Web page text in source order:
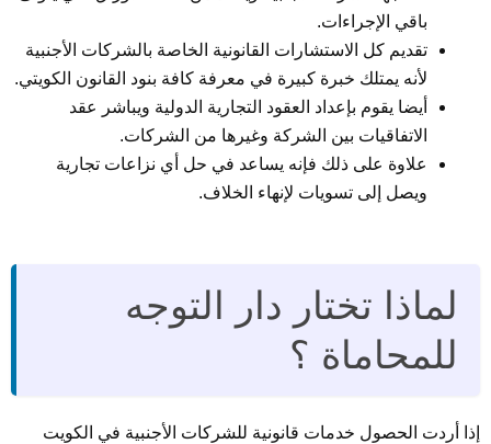
باقي الإجراءات.
تقديم كل الاستشارات القانونية الخاصة بالشركات الأجنبية
لأنه يمتلك خبرة كبيرة في معرفة كافة بنود القانون الكويتي.
أيضا يقوم بإعداد العقود التجارية الدولية ويباشر عقد
الاتفاقيات بين الشركة وغيرها من الشركات.
علاوة على ذلك فإنه يساعد في حل أي نزاعات تجارية
ويصل إلى تسويات لإنهاء الخلاف.
لماذا تختار دار التوجه
للمحاماة ؟
إذا أردت الحصول خدمات قانونية للشركات الأجنبية في الكويت